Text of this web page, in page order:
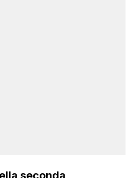
seconda